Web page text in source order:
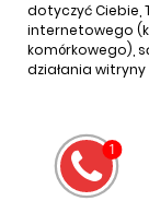
INFORMACJA
REGULAMINY
dotyczyć Ciebie,
internetowego
komórkowego),
działania